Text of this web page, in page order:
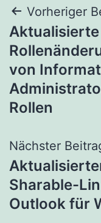
Vorheriger
von
Rollen
Nächster
Sharable-
Outlook für